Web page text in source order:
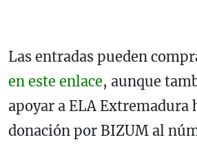
Las entradas pueden
en este enlace, aunque
apoyar a ELA Extremadura
donación por BIZUM al